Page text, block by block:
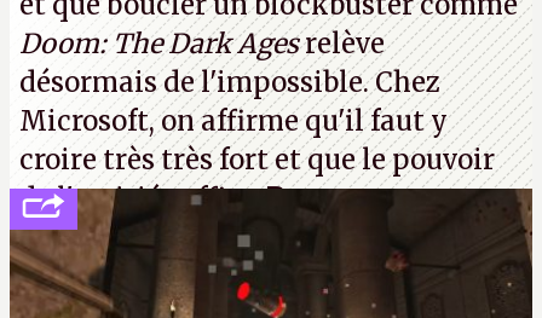
Doom: The Dark Agesrelève
désormais de l'impossible. Chez
Microsoft, on affirme qu'il faut y
croire très très fort et que le pouvoir
de l'amitié suffira.P.